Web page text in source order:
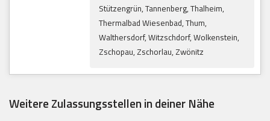
Stützengrün, Tannenberg, Thalheim,
Thermalbad Wiesenbad, Thum,
Walthersdorf, Witzschdorf, Wolkenstein,
Zschopau, Zschorlau, Zwönitz
Weitere Zulassungsstellen in deiner Nähe